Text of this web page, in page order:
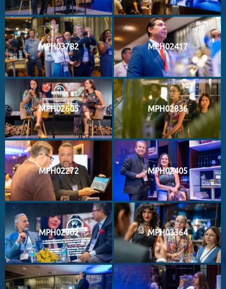
MPH03782 MPH02417
MPH02605 MPH02836
MPH02272 MPH02405
MPH02902 MPH03364